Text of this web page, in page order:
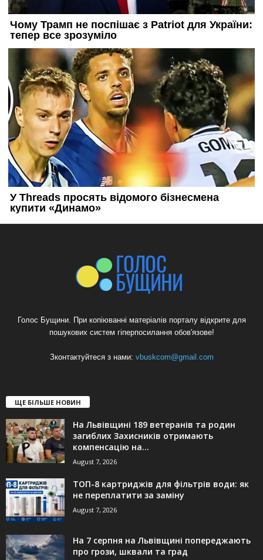
Голос Бущини. При копіюванні матеріалів порталу відкрите для
пошукових систем гіперпосилання обов'язове!
Зконтактуйтеся з нами: vbuskcom@gmail.com
ЩЕ БІЛЬШЕ НОВИН
На Львівщині 189 ветеранів та родин
загиблих Захисників отримають
компенсацію на...
August 7, 2026
ТОП-8 картриджів для фільтрів води: як
не переплатити за заміну
August 7, 2026
На 7 серпня на Львівщині попереджають
про грози, шквали та град